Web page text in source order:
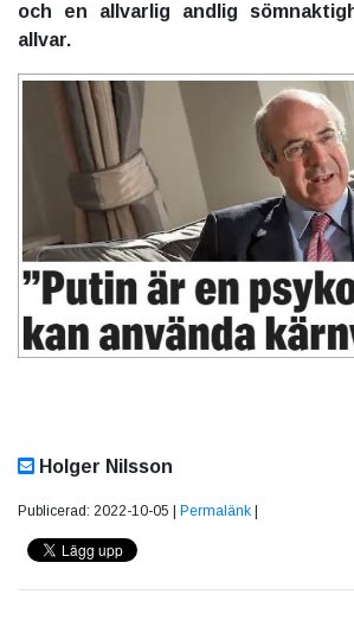
och en allvarlig andlig
allvar.
Holger Nilsson
Publicerad: 2022-10-05 | Permalänk